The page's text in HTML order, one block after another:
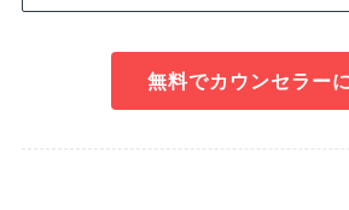
無料でカウンセラー